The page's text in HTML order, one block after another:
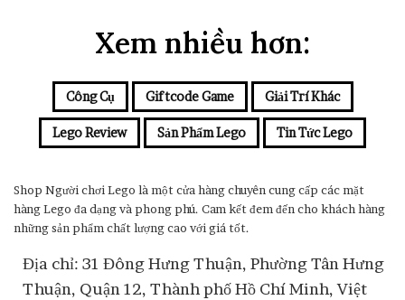
Xem nhiều hơn:
Công Cụ Giftcode Game Giải Trí Khác
Lego Review Sản Phẩm Lego Tin Tức Lego
Shop Người chơi Lego là một cửa hàng chuyên cung cấp các mặt
hàng Lego đa dạng và phong phú. Cam kết đem đến cho khách hàng
những sản phẩm chất lượng cao với giá tốt.
Địa chỉ: 31 Đông Hưng Thuận, Phường Tân Hưng
Thuận, Quận 12, Thành phố Hồ Chí Minh, Việt